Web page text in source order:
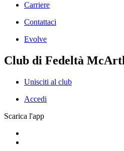
Carriere
Contattaci
Evolve
Club di Fedeltà
Unisciti al club
Accedi
Scarica l'app